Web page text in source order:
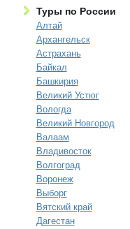
Туры по России
Алтай
Архангельск
Астрахань
Байкал
Башкирия
Великий Устюг
Вологда
Великий Новгород
Валаам
Владивосток
Волгоград
Воронеж
Выборг
Вятский край
Дагестан